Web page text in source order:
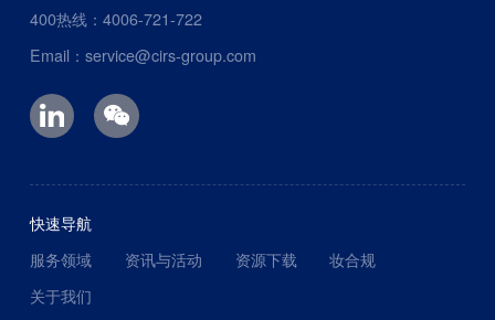
400热线：4006-721-722
Email：service@cirs-group.com
快速导航
服务领域
资讯与活动 资源下载
妆合规
关于我们